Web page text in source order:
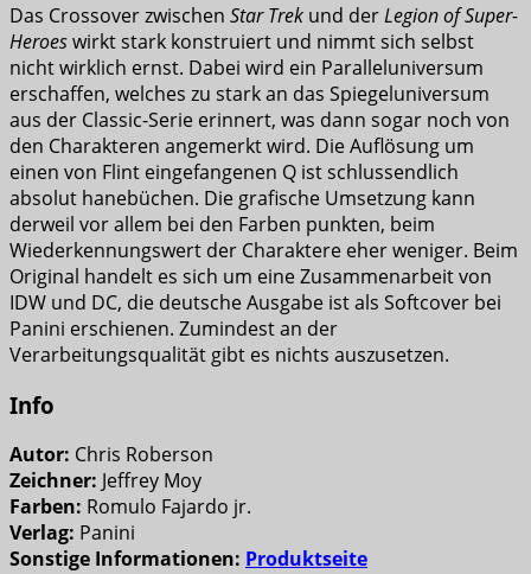
Das Crossover zwischen Star Trek und derLegion of Super-
Heroeswirkt stark konstruiert und nimmt sich selbst
nicht wirklich ernst. Dabei wird ein Paralleluniversum
erschaffen, welches zu stark an das Spiegeluniversum
aus der Classic-Serie erinnert, was dann sogar noch von
den Charakteren angemerkt wird. Die Auflösung um
einen von Flint eingefangenen Q ist schlussendlich
absolut hanebüchen. Die grafische Umsetzung kann
derweil vor allem bei den Farben punkten, beim
Wiederkennungswert der Charaktere eher weniger. Beim
Original handelt es sich um eine Zusammenarbeit von
IDW und DC, die deutsche Ausgabe ist als Softcover bei
Panini erschienen. Zumindest an der
Verarbeitungsqualität gibt es nichts auszusetzen.
Info
Autor: Chris Roberson
Zeichner: Jeffrey Moy
Farben: Romulo Fajardo jr.
Verlag: Panini
Sonstige Informationen: Produktseite